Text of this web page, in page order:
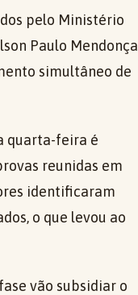
pelo Ministério
Paulo Mendonça
simultâneo de
quarta-feira é
reunidas em
identificaram
o que levou ao
vão subsidiar o